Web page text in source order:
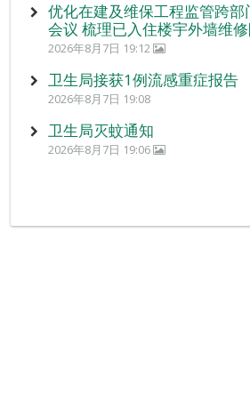
优化在建及维保工程监管跨
会议 梳理已入住楼宇外墙维
2026年8月7日 19:12
卫生局接获1例流感重症报告
2026年8月7日 19:08
卫生局灭蚊通知
2026年8月7日 19:06